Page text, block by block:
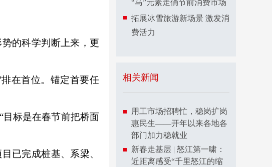
的科学判断上来，更
在首位。锚定首要任
标是在春节前把桥面
完成桩基、系梁、
“马”元素走俏节前消费市场
拓展冰雪旅游新场景 激发消
费活力
相关新闻
用工市场招聘忙，稳岗扩岗
惠民生——开年以来各地各
部门加力稳就业
新春走基层 | 怒江第一啸：
近距离感受“千里怒江的缩